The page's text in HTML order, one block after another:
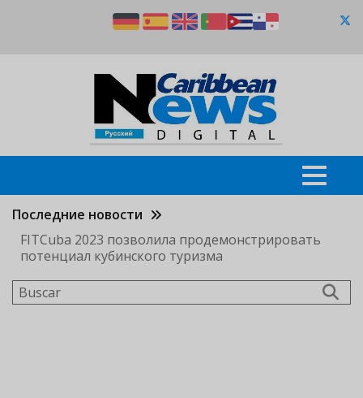
Последние новости
FITCuba 2023 позволила продемонстрировать
потенциал кубинского туризма
Buscar